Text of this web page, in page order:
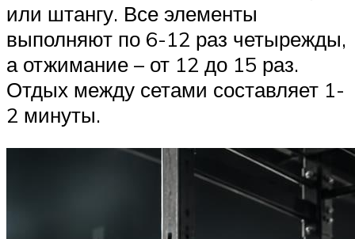
или штангу. Все элементы
выполняют по 6-12 раз четырежды,
а отжимание – от 12 до 15 раз.
Отдых между сетами составляет 1-
2 минуты.